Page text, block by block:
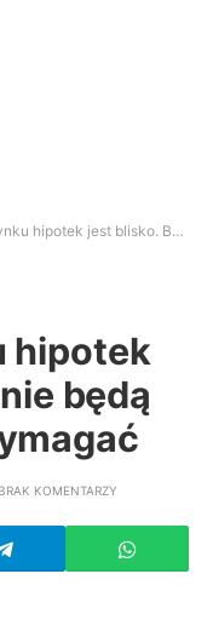
blisko. Banki nie będą mogły już tego wymagać
hipotek
będą
BRAK KOMENTARZY